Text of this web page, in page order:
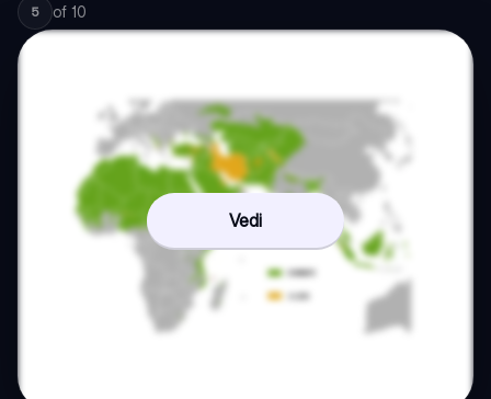
5 of 10
Vedi